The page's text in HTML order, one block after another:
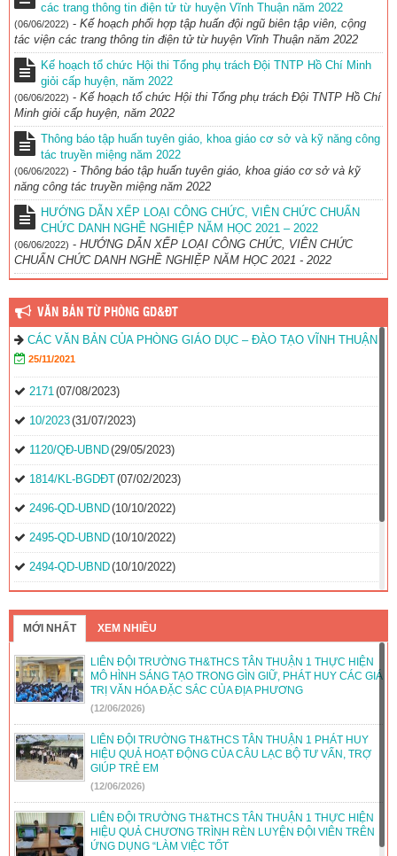
các trang thông tin điện tử từ huyện Vĩnh Thuận năm 2022
(06/06/2022) - Kế hoạch phối hợp tập huấn đội ngũ biên tập viên, cộng
tác viện các trang thông tin điện tử từ huyện Vĩnh Thuận năm 2022
Kế hoạch tổ chức Hội thi Tổng phụ trách Đội TNTP Hồ Chí Minh
giỏi cấp huyện, năm 2022
(06/06/2022) - Kế hoạch tổ chức Hội thi Tổng phụ trách Đội TNTP Hồ Chí
Minh giỏi cấp huyện, năm 2022
Thông báo tập huấn tuyên giáo, khoa giáo cơ sở và kỹ năng công
tác truyền miệng năm 2022
(06/06/2022) - Thông báo tập huấn tuyên giáo, khoa giáo cơ sở và kỹ
năng công tác truyền miệng năm 2022
HƯỚNG DẪN XẾP LOẠI CÔNG CHỨC, VIÊN CHỨC CHUẨN
CHỨC DANH NGHỀ NGHIỆP NĂM HỌC 2021 – 2022
(06/06/2022) - HƯỚNG DẪN XẾP LOẠI CÔNG CHỨC, VIÊN CHỨC
CHUẨN CHỨC DANH NGHỀ NGHIỆP NĂM HỌC 2021 - 2022
VĂN BẢN TỪ PHÒNG GD&ĐT
CÁC VĂN BẢN CỦA PHÒNG GIÁO DỤC – ĐÀO TẠO VĨNH THUẬN
25/11/2021
2171(07/08/2023)
10/2023(31/07/2023)
1120/QĐ-UBND(29/05/2023)
1814/KL-BGDĐT(07/02/2023)
2496-QD-UBND(10/10/2022)
2495-QD-UBND(10/10/2022)
2494-QD-UBND(10/10/2022)
888/TB-UBND(31/08/2022)
2397/QĐ-UBND(26/08/2022)
31/2022/NQ-HĐND (16/08/2022)
MỚI NHẤT XEM NHIỀU
LIÊN ĐỘI TRƯỜNG TH&THCS TÂN THUẬN 1 THỰC HIỆN
MÔ HÌNH SÁNG TẠO TRONG GÌN GIỮ, PHÁT HUY CÁC GIÁ
TRỊ VĂN HÓA ĐẶC SẮC CỦA ĐỊA PHƯƠNG
(12/06/2026)
LIÊN ĐỘI TRƯỜNG TH&THCS TÂN THUẬN 1 PHÁT HUY
HIỆU QUẢ HOẠT ĐỘNG CỦA CÂU LẠC BỘ TƯ VẤN, TRỢ
GIÚP TRẺ EM
(12/06/2026)
LIÊN ĐỘI TRƯỜNG TH&THCS TÂN THUẬN 1 THỰC HIỆN
HIỆU QUẢ CHƯƠNG TRÌNH RÈN LUYỆN ĐỘI VIÊN TRÊN
ỨNG DỤNG “LÀM VIỆC TỐT